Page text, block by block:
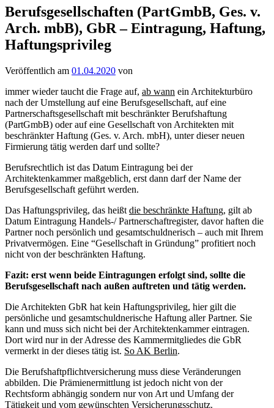
Berufsgesellschaften (PartGmbB, Ges. v.
Arch. mbB), GbR – Eintragung, Haftung,
Haftungsprivileg
Veröffentlich am 01.04.2020 von
immer wieder taucht die Frage auf, ab wann ein Architekturbüro
nach der Umstellung auf eine Berufsgesellschaft, auf eine
Partnerschaftsgesellschaft mit beschränkter Berufshaftung
(PartGmbB) oder auf eine Gesellschaft von Architekten mit
beschränkter Haftung (Ges. v. Arch. mbH), unter dieser neuen
Firmierung tätig werden darf und sollte?
Berufsrechtlich ist das Datum Eintragung bei der
Architektenkammer maßgeblich, erst dann darf der Name der
Berufsgesellschaft geführt werden.
Das Haftungsprivileg, das heißt die beschränkte Haftung, gilt ab
Datum Eintragung Handels-/ Partnerschaftregister, davor haften die
Partner noch persönlich und gesamtschuldnerisch – auch mit Ihrem
Privatvermögen. Eine “Gesellschaft in Gründung” profitiert noch
nicht von der beschränkten Haftung.
Fazit: erst wenn beide Eintragungen erfolgt sind, sollte die
Berufsgesellschaft nach außen auftreten und tätig werden.
Die Architekten GbR hat kein Haftungsprivileg, hier gilt die
persönliche und gesamtschuldnerische Haftung aller Partner. Sie
kann und muss sich nicht bei der Architektenkammer eintragen.
Dort wird nur in der Adresse des Kammermitgliedes die GbR
vermerkt in der dieses tätig ist. So AK Berlin.
Die Berufshaftpflichtversicherung muss diese Veränderungen
abbilden. Die Prämienermittlung ist jedoch nicht von der
Rechtsform abhängig sondern nur von Art und Umfang der
Tätigkeit und vom gewünschten Versicherungsschutz.